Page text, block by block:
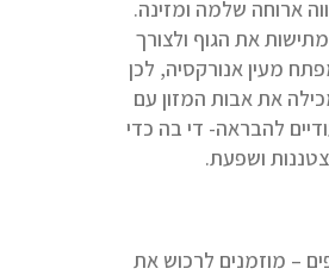
ארוחה שלמה ומזינה.
את הגוף ולצורך
מעין אנורקסיה, לכן
את אבות המזון עם
להבראה- די בה כדי
ושפעת.
– מוזמנים לרכוש את